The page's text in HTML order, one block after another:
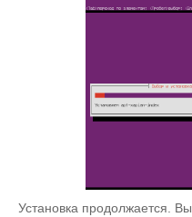
Установка продолжается.